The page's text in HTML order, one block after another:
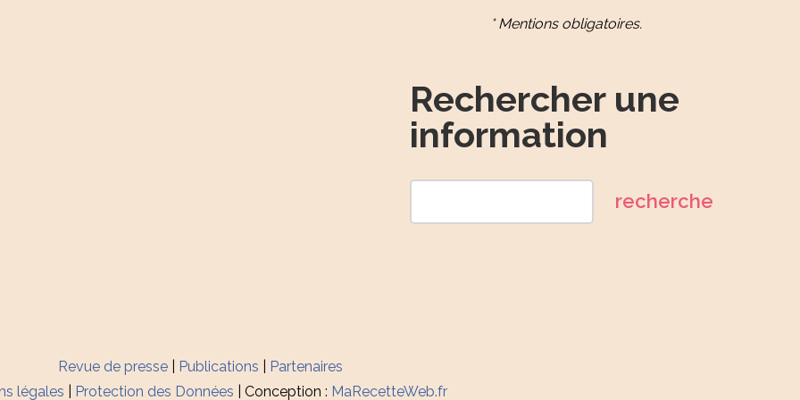
* Mentions obligatoires.
Rechercher une
information
Revue de presse| Publications
Partenaires
légales
Protection des Données | Conception : MaRecetteWeb.fr